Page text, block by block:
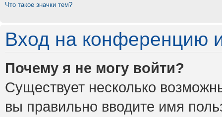
Что такое значки тем?
Вход на конференцию
Почему я не могу войти?
Существует несколько
вы правильно вводите имя